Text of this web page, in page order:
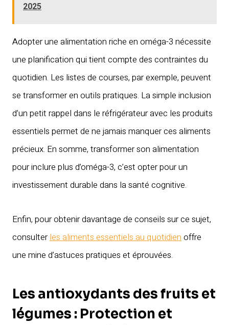
2025
Adopter une alimentation riche en oméga-3 nécessite
une planification qui tient compte des contraintes du
quotidien. Les listes de courses, par exemple, peuvent
se transformer en outils pratiques. La simple inclusion
d’un petit rappel dans le réfrigérateur avec les produits
essentiels permet de ne jamais manquer ces aliments
précieux. En somme, transformer son alimentation
pour inclure plus d’oméga-3, c’est opter pour un
investissement durable dans la santé cognitive.
Enfin, pour obtenir davantage de conseils sur ce sujet,
consulterles aliments essentiels au quotidienoffre
une mine d’astuces pratiques et éprouvées.
Les antioxydants des fruits et
légumes : Protection et